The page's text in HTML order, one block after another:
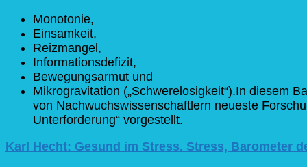
Monotonie,
Einsamkeit,
Reizmangel,
Informationsdefizit,
Bewegungsarmut und
Mikrogravitation („Schwerelosigkeit“).In diesem
von Nachwuchswissenschaftlern neueste
Unterforderung“ vorgestellt.
Karl Hecht: Gesund im Stress. Stress, Barometer